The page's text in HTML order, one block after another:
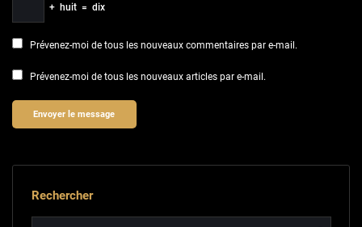
+ huit = dix
Prévenez-moi de tous les nouveaux commentaires par e-mail.
Prévenez-moi de tous les nouveaux articles par e-mail.
Rechercher